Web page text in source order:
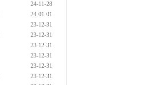
24-11-28
24-01-01
23-12-31
23-12-31
23-12-31
23-12-31
23-12-31
23-12-31